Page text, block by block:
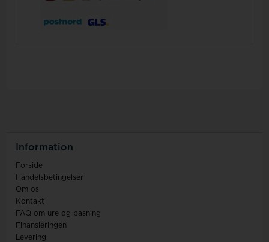
Information
Forside
Handelsbetingelser
Om os
Kontakt
FAQ om ure og pasning
Finansieringen
Levering